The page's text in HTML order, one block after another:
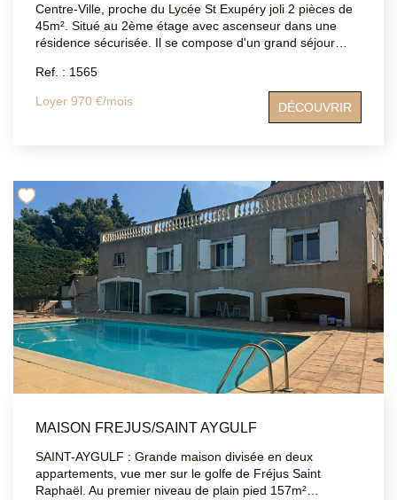
Centre-Ville, proche du Lycée St Exupéry joli 2 pièces de
45m². Situé au 2ème étage avec ascenseur dans une
résidence sécurisée. Il se compose d'un grand séjour
sur un balcon exposé OUEST , d'une salle de bain, d'un
WC indépendant, ainsi que d'une chambre avec placard
intégré. TOUT est collectif dans les charges y compris
Ref. : 1565
Loyer 970 €/mois DÉCOUVRIR
MAISON FREJUS/SAINT AYGULF
SAINT-AYGULF : Grande maison divisée en deux
appartements, vue mer sur le golfe de Fréjus Saint
Raphaël. Au premier niveau de plain pied 157m²